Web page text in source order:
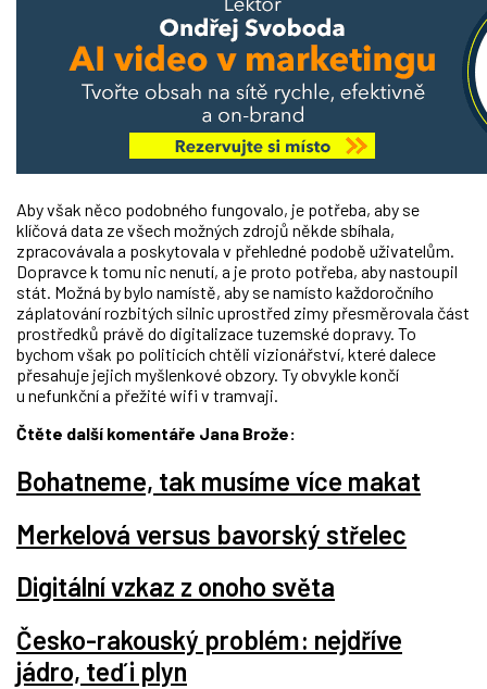
Aby však něco podobného fungovalo, je potřeba, aby se
klíčová data ze všech možných zdrojů někde sbíhala,
zpracovávala a poskytovala v přehledné podobě uživatelům.
Dopravce k tomu nic nenutí, a je proto potřeba, aby nastoupil
stát. Možná by bylo namístě, aby se namísto každoročního
záplatování rozbitých silnic uprostřed zimy přesměrovala část
prostředků právě do digitalizace tuzemské dopravy. To
bychom však po politicích chtěli vizionářství, které dalece
přesahuje jejich myšlenkové obzory. Ty obvykle končí
u nefunkční a přežité wifi v tramvaji.
Čtěte další komentáře Jana Brože:
Bohatneme, tak musíme více makat
Merkelová versus bavorský střelec
Digitální vzkaz z onoho světa
Česko-rakouský problém: nejdříve
jádro, teď i plyn